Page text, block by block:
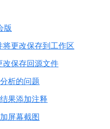
版
将更改保存到工作区
改保存回源文件
析的问题
果添加注释
屏幕截图